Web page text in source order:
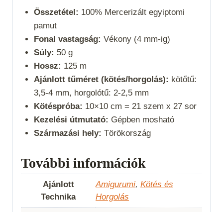
Összetétel: 100% Mercerizált egyiptomi
pamut
Fonal vastagság: Vékony (4 mm-ig)
Súly: 50 g
Hossz: 125 m
Ajánlott tűméret (kötés/horgolás): kötőtű:
3,5-4 mm, horgolótű: 2-2,5 mm
Kötéspróba: 10×10 cm = 21 szem x 27 sor
Kezelési útmutató: Gépben mosható
Származási hely: Törökország
További információk
Ajánlott
Technika
Amigurumi, Kötés és
Horgolás